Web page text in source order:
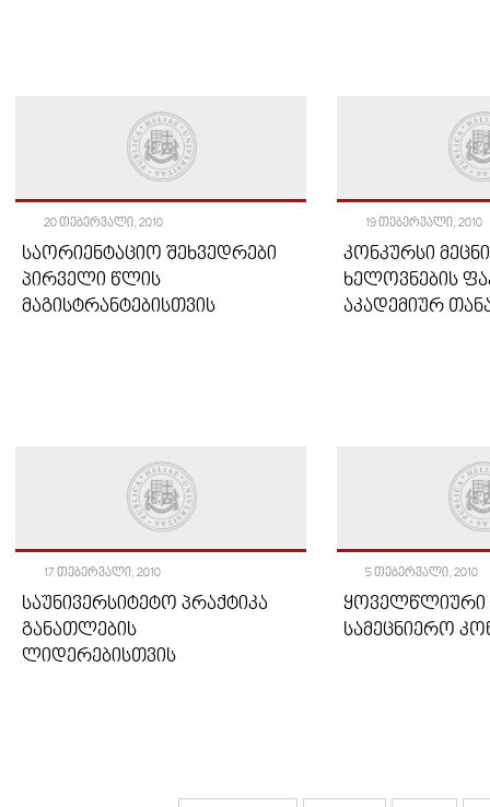
20 ᲗᲔᲑᲔᲠᲕᲐᲚᲘ, 2010
ᲡᲐᲝᲠᲘᲔᲜᲢᲐᲪᲘᲝ ᲨᲔᲮᲕᲔᲓᲠᲔᲑᲘ
ᲞᲘᲠᲕᲔᲚᲘ ᲬᲚᲘᲡ
ᲛᲐᲒᲘᲡᲢᲠᲐᲜᲢᲔᲑᲘᲡᲗᲕᲘᲡ
19 ᲗᲔᲑᲔᲠᲕᲐᲚᲘ, 2010
ᲙᲝᲜᲙᲣᲠᲡᲘ
ᲮᲔᲚᲝᲕᲜᲔᲑᲘᲡ
ᲐᲙᲐᲓᲔᲛᲘᲣᲠ
17 ᲗᲔᲑᲔᲠᲕᲐᲚᲘ, 2010
ᲡᲐᲣᲜᲘᲕᲔᲠᲡᲘᲢᲔᲢᲝ ᲞᲠᲐᲥᲢᲘᲙᲐ
ᲒᲐᲜᲐᲗᲚᲔᲑᲘᲡ
ᲚᲘᲓᲔᲠᲔᲑᲘᲡᲗᲕᲘᲡ
5 ᲗᲔᲑᲔᲠᲕᲐᲚᲘ, 2010
ᲧᲝᲕᲔᲚᲬᲚᲘᲣᲠᲘ
ᲡᲐᲛᲔᲪᲜᲘᲔᲠᲝ